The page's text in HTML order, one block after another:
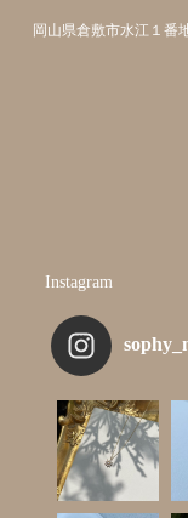
岡山県倉敷市水江１番
Instagram